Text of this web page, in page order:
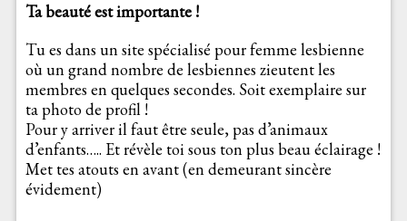
Ta beauté est importante !
Tu es dans un site spécialisé pour femme lesbienne
où un grand nombre de lesbiennes zieutent les
membres en quelques secondes. Soit exemplaire sur
ta photo de profil !
Pour y arriver il faut être seule, pas d’animaux
d’enfants….. Et révèle toi sous ton plus beau éclairage !
Met tes atouts en avant (en demeurant sincère
évidement)